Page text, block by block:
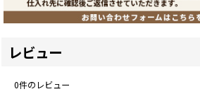
レビュー
0件のレビュー